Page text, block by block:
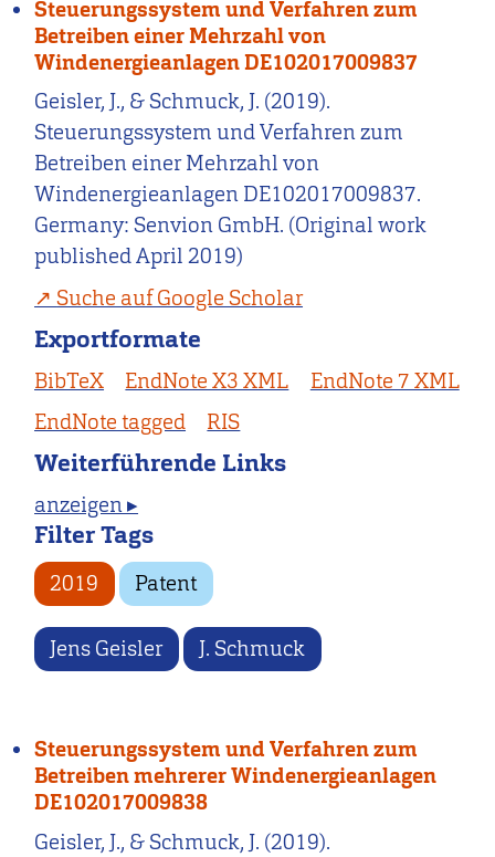
Steuerungssystem und Verfahren zum
Betreiben einer Mehrzahl von
Windenergieanlagen DE102017009837
Geisler, J., & Schmuck, J. (2019).
Steuerungssystem und Verfahren zum
Betreiben einer Mehrzahl von
Windenergieanlagen DE102017009837.
Germany: Senvion GmbH. (Original work
published April 2019)
Suche auf Google Scholar
Exportformate
BibTeX EndNote X3 XML
EndNote 7 XML
EndNote tagged
RIS
Weiterführende Links
anzeigen ▸
Filter Tags
2019 Patent
Jens Geisler J. Schmuck
Steuerungssystem und Verfahren zum
Betreiben mehrerer Windenergieanlagen
DE102017009838
Geisler, J., & Schmuck, J. (2019).